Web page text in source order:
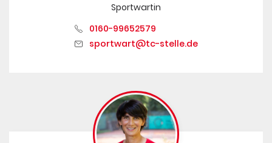
Sportwartin
0160-99652579
sportwart@tc-stelle.de